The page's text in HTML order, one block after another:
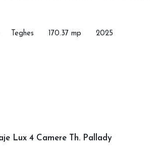
Teghes 170.37 mp 2025
Lux 4 Camere Th. Pallady